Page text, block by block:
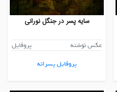
سایه پسر در جنگل نورانی
عکس نوشته
پروفایل
پروفایل پسرانه